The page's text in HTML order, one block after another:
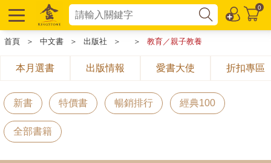
0
首頁 ＞ 中文書 ＞ 出版社 ＞ ＞ 教育／親子教養
本月選書 出版情報 愛書大使 折扣專區
新書 特價書 暢銷排行 經典100
全部書籍